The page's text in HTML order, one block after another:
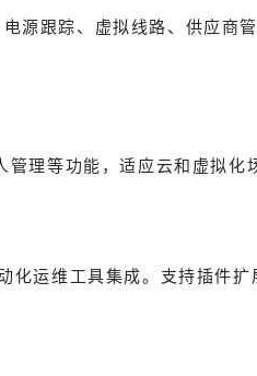
源跟踪、虚拟线路、供应商
理等功能，适应云和虚拟化
运维工具集成。支持插件扩